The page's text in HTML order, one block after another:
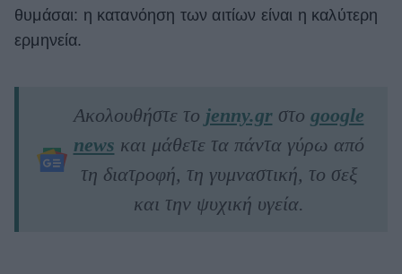
θυμάσαι: η κατανόηση των αιτίων είναι η καλύτερη
ερμηνεία.
Ακολουθήστε το jenny.grστο google
news και μάθετε τα πάντα γύρω από
τη διατροφή, τη γυμναστική, το σεξ
και την ψυχική υγεία.